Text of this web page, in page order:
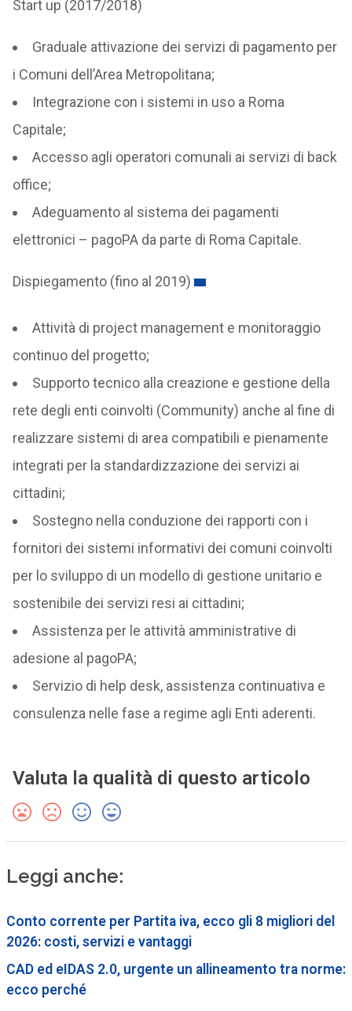
Start up (2017/2018)
Graduale attivazione dei servizi di pagamento per
i Comuni dell’Area Metropolitana;
Integrazione con i sistemi in uso a Roma
Capitale;
Accesso agli operatori comunali ai servizi di back
office;
Adeguamento al sistema dei pagamenti
elettronici – pagoPA da parte di Roma Capitale.
Dispiegamento (fino al 2019)
Attività di project management e monitoraggio
continuo del progetto;
Supporto tecnico alla creazione e gestione della
rete degli enti coinvolti (Community) anche al fine di
realizzare sistemi di area compatibili e pienamente
integrati per la standardizzazione dei servizi ai
cittadini;
Sostegno nella conduzione dei rapporti con i
fornitori dei sistemi informativi dei comuni coinvolti
per lo sviluppo di un modello di gestione unitario e
sostenibile dei servizi resi ai cittadini;
Assistenza per le attività amministrative di
adesione al pagoPA;
Servizio di help desk, assistenza continuativa e
consulenza nelle fase a regime agli Enti aderenti.
Valuta la qualità di questo articolo
Leggi anche:
Conto corrente per Partita iva, ecco gli 8 migliori del
2026: costi, servizi e vantaggi
CAD ed eIDAS 2.0, urgente un allineamento tra norme:
ecco perché